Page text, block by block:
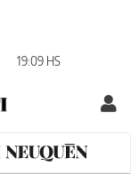
19:09 HS